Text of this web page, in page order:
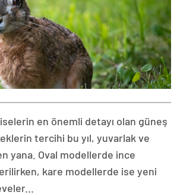
en önemli detayı olan güneş
tercihi bu yıl, yuvarlak ve
yana. Oval modellerde ince
kare modellerde ise yeni